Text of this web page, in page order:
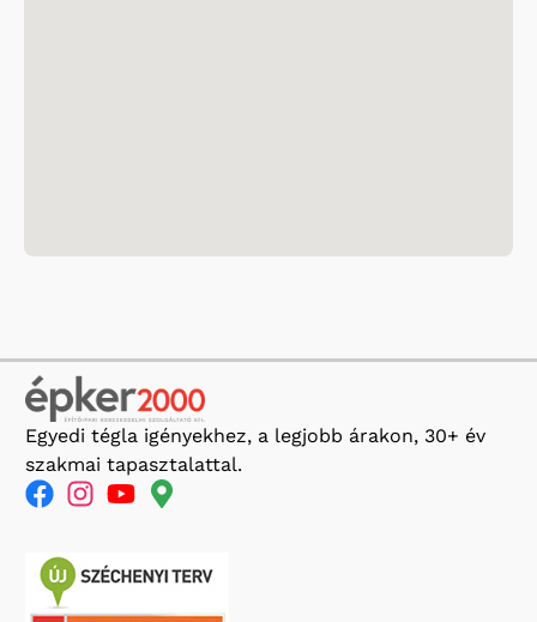
Egyedi tégla igényekhez, a legjobb árakon, 30+ év
szakmai tapasztalattal.